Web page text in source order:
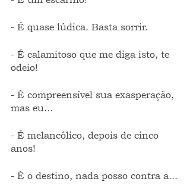
- É quase lúdica. Basta sorrir.
- É calamitoso que me diga isto, te
odeio!
- É compreensível sua exasperação,
mas eu...
- É melancólico, depois de cinco
anos!
- É o destino, nada posso contra a...